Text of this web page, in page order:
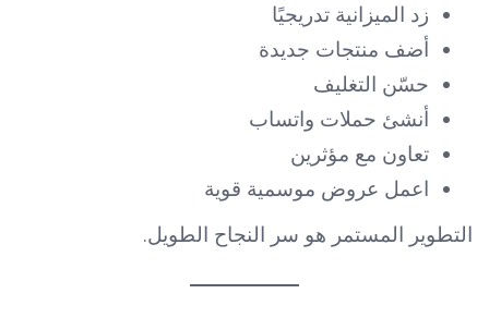
زد الميزانية تدريجيًا
أضف منتجات جديدة
حسّن التغليف
أنشئ حملات واتساب
تعاون مع مؤثرين
اعمل عروض موسمية قوية
التطوير المستمر هو سر النجاح الطويل.